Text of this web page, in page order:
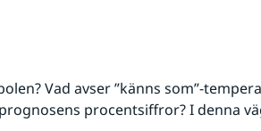
Vad avser ”känns som”-
procentsiffror? I denna